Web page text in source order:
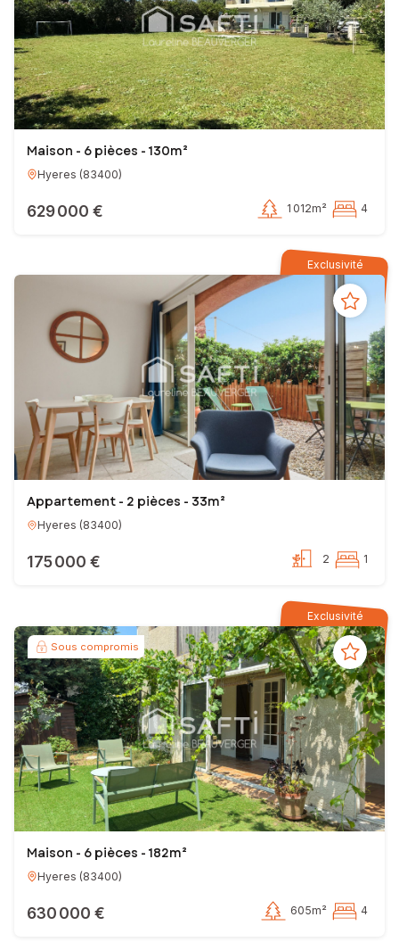
Maison - 6 pièces - 130m²
Hyeres (83400)
629 000 € 1 012m² 4
Exclusivité
Appartement - 2 pièces - 33m²
Hyeres (83400)
175 000 € 2 1
Exclusivité
Sous compromis
Maison - 6 pièces - 182m²
Hyeres (83400)
630 000 € 605m² 4